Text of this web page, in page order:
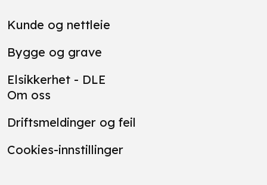
Kunde og nettleie
Bygge og grave
Elsikkerhet - DLE
Om oss
Driftsmeldinger og feil
Cookies-innstillinger